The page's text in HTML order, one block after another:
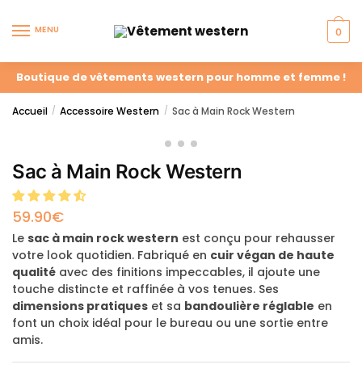
MENU 0
Boutique de vêtements western pour homme et femme !
Accueil / Accessoire Western / Sac à Main Rock Western
Sac à Main Rock Western
59.90€
Le sac à main rock western est conçu pour rehausser
votre look quotidien. Fabriqué en cuir végan de haute
qualité avec des finitions impeccables, il ajoute une
touche distincte et raffinée à vos tenues. Ses
dimensions pratiques et sa bandoulière réglable en
font un choix idéal pour le bureau ou une sortie entre
amis.